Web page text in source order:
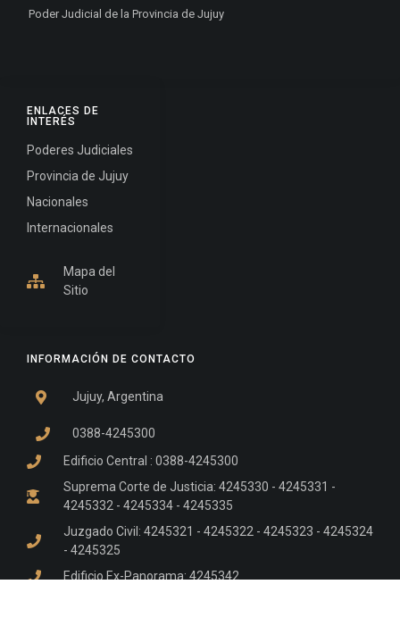
INFORMACIÓN DE CONTACTO
Jujuy, Argentina
0388-4245300
Edificio Central : 0388-4245300
Suprema Corte de Justicia: 4245330 - 4245331 -
4245332 - 4245334 - 4245335
Juzgado Civil: 4245321 - 4245322 - 4245323 - 4245324
- 4245325
Edificio Ex-Panorama: 4245342
ENLACES DE
INTERÉS
Poderes Judiciales
Provincia de Jujuy
Nacionales
Internacionales
Mapa del
Sitio
Poder Judicial de la Provincia de Jujuy